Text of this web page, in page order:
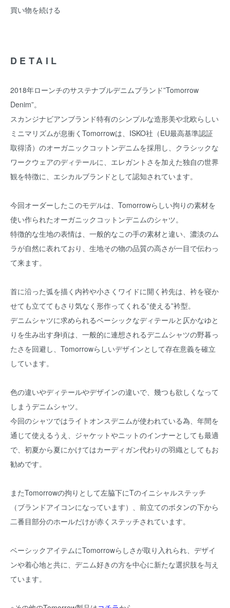
買い物を続ける
DETAIL
2018年ローンチのサステナブルデニムブランド”Tomorrow
Denim”。
スカンジナビアンブランド特有のシンプルな造形美や北欧らしい
ミニマリズムが息衝くTomorrowは、ISKO社（EU最高基準認証
取得済）のオーガニックコットンデニムを採用し、クラシックな
ワークウェアのディテールに、エレガントさを加えた独自の世界
観を特徴に、エシカルブランドとして認知されています。
今回オーダーしたこのモデルは、Tomorrowらしい拘りの素材を
使い作られたオーガニックコットンデニムのシャツ。
特徴的な生地の表情は、一般的なこの手の素材と違い、濃淡のム
ラが自然に表れており、生地その物の品質の高さが一目で伝わっ
て来ます。
首に沿った弧を描く内衿や小さくワイドに開く衿先は、衿を寝か
せても立ててもさり気なく形作ってくれる”使える”衿型。
デニムシャツに求められるベーシックなディテールと仄かなゆと
りを生み出す身頃は、一般的に連想されるデニムシャツの野暮っ
たさを回避し、Tomorrowらしいデザインとして存在意義を確立
しています。
色の違いやディテールやデザインの違いで、幾つも欲しくなって
しまうデニムシャツ。
今回のシャツではライトオンスデニムが使われている為、年間を
通じて使えるうえ、ジャケットやニットのインナーとしても最適
で、初夏から夏にかけてはカーディガン代わりの羽織としてもお
勧めです。
またTomorrowの拘りとして左脇下にTのイニシャルステッチ
（ブランドアイコンになっています）、前立てのボタンの下から
二番目部分のホールだけが赤くステッチされています。
ベーシックアイテムにTomorrowらしさが取り入れられ、デザイ
ンや着心地と共に、デニム好きの方を中心に新たな選択肢を与え
ています。